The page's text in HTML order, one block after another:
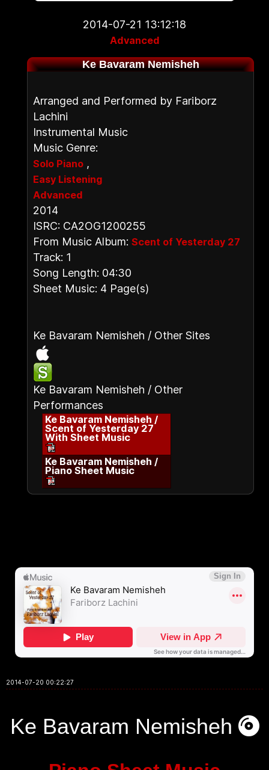
2014-07-21 13:12:18
Advanced
Ke Bavaram Nemisheh
Arranged and Performed by Fariborz
Lachini
Instrumental Music
Music Genre:
Solo Piano ,
Easy Listening
Advanced
2014
ISRC: CA2OG1200255
From Music Album: Scent of Yesterday 27
Track: 1
Song Length: 04:30
Sheet Music: 4 Page(s)
Ke Bavaram Nemisheh / Other Sites
Ke Bavaram Nemisheh / Other
Performances
Ke Bavaram Nemisheh /
Scent of Yesterday 27
With Sheet Music
Ke Bavaram Nemisheh /
Piano Sheet Music
2014-07-20 00:22:27
Ke Bavaram Nemisheh